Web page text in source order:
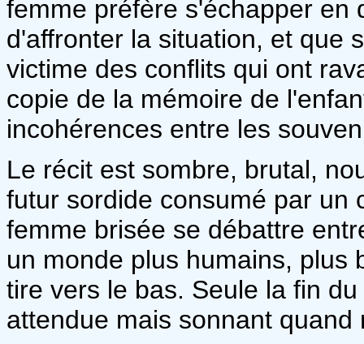
femme préfère s'échapper en
d'affronter la situation, et que
victime des conflits qui ont
copie de la mémoire de
incohérences entre les
Le récit est sombre, brutal,
futur sordide consumé par un
femme brisée se débattre
un monde plus humains, plus
tire vers le bas. Seule la fin
attendue mais sonnant quand